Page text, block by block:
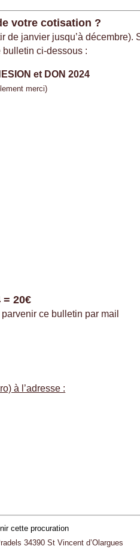
votre cotisation ?
janvier jusqu’à décembre).
bulletin ci-dessous :
et DON 2024
merci)
20€
ce bulletin par mail
à l’adresse :
cette procuration
34390 St Vincent d’Olargues